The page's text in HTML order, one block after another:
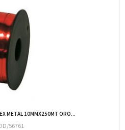
METAL 10MMX250MT ORO...
56761